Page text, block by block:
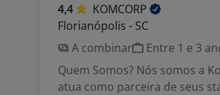
4,4
KOMCORP
Florianópolis - SC
A combinar
Entre 1 e 3
Quem Somos? Nós somos a
atua como parceira de seus